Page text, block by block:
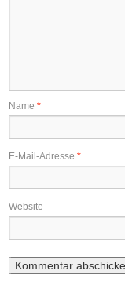
Name *
E-Mail-Adresse *
Website